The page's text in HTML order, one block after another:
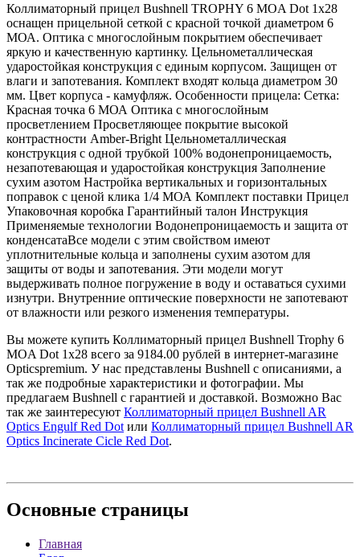
Коллиматорный прицел Bushnell TROPHY 6 MOA Dot 1x28
оснащен прицельной сеткой с красной точкой диаметром 6
МОА. Оптика с многослойным покрытием обеспечивает
яркую и качественную картинку. Цельнометаллическая
ударостойкая конструкция с единым корпусом. Защищен от
влаги и запотевания. Комплект входят кольца диаметром 30
мм. Цвет корпуса - камуфляж. Особенности прицела: Сетка:
Красная точка 6 МОА Оптика с многослойным
просветлением Просветляющее покрытие высокой
контрастности Amber-Bright Цельнометаллическая
конструкция с одной трубкой 100% водонепроницаемость,
незапотевающая и ударостойкая конструкция Заполнение
сухим азотом Настройка вертикальных и горизонтальных
поправок с ценой клика 1/4 МОА Комплект поставки Прицел
Упаковочная коробка Гарантийный талон Инструкция
Применяемые технологии Водонепроницаемость и защита от
конденсатаВсе модели с этим свойством имеют
уплотнительные кольца и заполнены сухим азотом для
защиты от воды и запотевания. Эти модели могут
выдерживать полное погружение в воду и оставаться сухими
изнутри. Внутренние оптические поверхности не запотевают
от влажности или резкого изменения температуры.
Вы можете купить Коллиматорный прицел Bushnell Trophy 6
MOA Dot 1х28 всего за 9184.00 рублей в интернет-магазине
Opticspremium. У нас представлены Bushnell с описаниями, а
так же подробные характеристики и фотографии. Мы
предлагаем Bushnell с гарантией и доставкой. Возможно Вас
так же заинтересуют Коллиматорный прицел Bushnell AR
Optics Engulf Red Dot или Коллиматорный прицел Bushnell AR
Optics Incinerate Cicle Red Dot.
Основные страницы
Главная